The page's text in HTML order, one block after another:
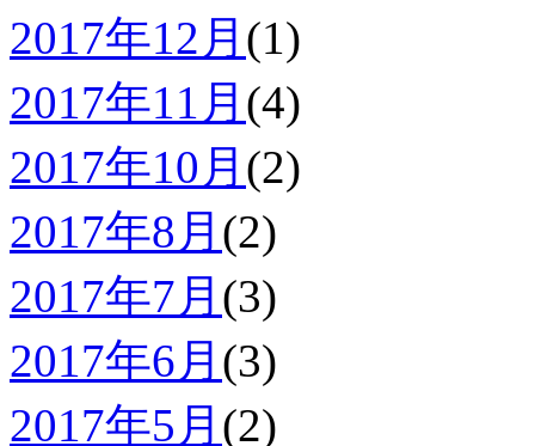
2017年12月 (1)
2017年11月 (4)
2017年10月 (2)
2017年8月 (2)
2017年7月 (3)
2017年6月 (3)
2017年5月 (2)